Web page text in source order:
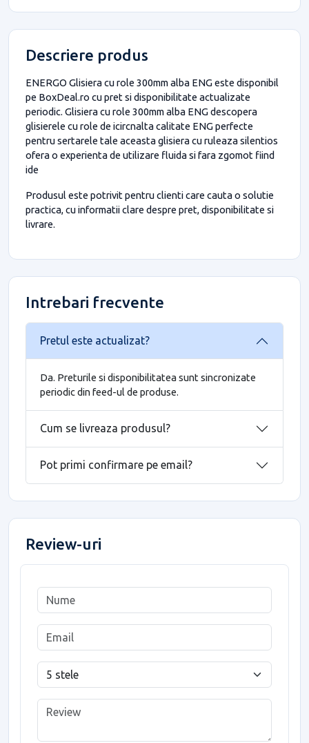
Descriere produs
ENERGO Glisiera cu role 300mm alba ENG este disponibil
pe BoxDeal.ro cu pret si disponibilitate actualizate
periodic. Glisiera cu role 300mm alba ENG descopera
glisierele cu role de icircnalta calitate ENG perfecte
pentru sertarele tale aceasta glisiera cu ruleaza silentios
ofera o experienta de utilizare fluida si fara zgomot fiind
ide
Produsul este potrivit pentru clienti care cauta o solutie
practica, cu informatii clare despre pret, disponibilitate si
livrare.
Intrebari frecvente
Pretul este actualizat?
Da. Preturile si disponibilitatea sunt sincronizate
periodic din feed-ul de produse.
Cum se livreaza produsul?
Pot primi confirmare pe email?
Review-uri